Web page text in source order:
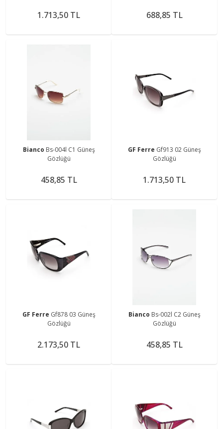
1.713,50 TL 688,85 TL
Bianco Bs-004l C1 Güneş
Gözlüğü
458,85 TL
GF Ferre Gf913 02 Güneş
Gözlüğü
1.713,50 TL
GF Ferre Gf878 03 Güneş
Gözlüğü
2.173,50 TL
Bianco Bs-002l C2 Güneş
Gözlüğü
458,85 TL